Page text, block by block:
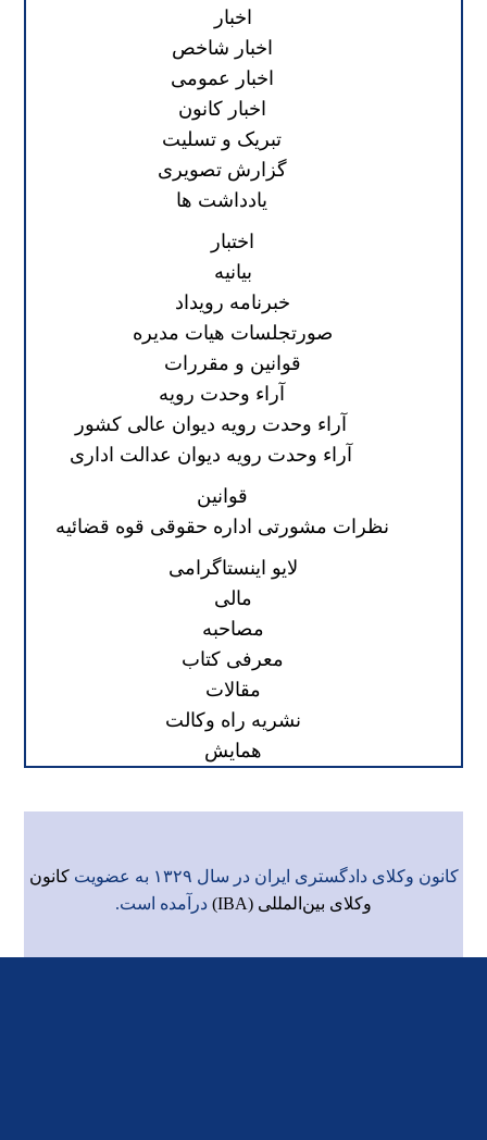
اخبار
اخبار شاخص
اخبار عمومی
اخبار کانون
تبریک و تسلیت
گزارش تصویری
یادداشت ها
اختبار
بیانیه
خبرنامه رویداد
صورتجلسات هیات مدیره
قوانین و مقررات
آراء وحدت رویه
آراء وحدت رویه دیوان عالی کشور
آراء وحدت رویه دیوان عدالت اداری
قوانین
نظرات مشورتی اداره حقوقی قوه قضائیه
لایو اینستاگرامی
مالی
مصاحبه
معرفی کتاب
مقالات
نشریه راه وکالت
همایش
کانون وکلای دادگستری ایران در سال ۱۳۲۹ به عضویت
کانون
وکلای بین‌المللی (IBA)
درآمده است.